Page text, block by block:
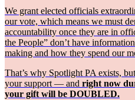
We grant elected officials
our vote, which means we must
accountability once they are in
the People” don’t have
making and how they spend our
That’s why Spotlight PA exists,
your support — and right now
your gift will be DOUBLED.